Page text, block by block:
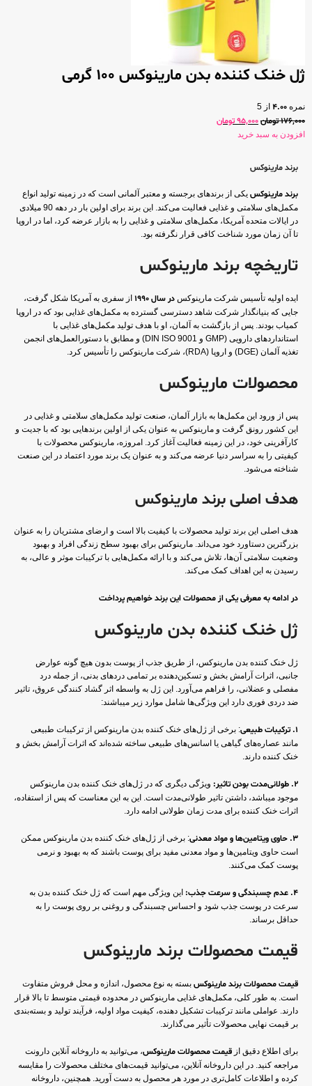
ژل خنک کننده بدن مارینوکس 100 گرمی
نمره 4.00 از 5
176,000تومان95,000تومان
افزودن به سبد خرید
برند مارینوکس
برند مارینوکس یکی از برندهای برجسته و معتبر آلمانی است که در زمینه تولید انواع
مکمل‌های سلامتی و غذایی فعالیت می‌کند. این برند برای اولین بار در دهه 90 میلادی
در ایالات متحده آمریکا، مکمل‌های سلامتی و غذایی را به بازار عرضه کرد، اما در اروپا
تا آن زمان مورد شناخت کافی قرار نگرفته بود.
تاریخچه برند مارینوکس
ایده اولیه تأسیس شرکت مارینوکس در سال 1990
از سفری به آمریکا شکل گرفت،
جایی که بنیانگذار شرکت شاهد دسترسی گسترده به مکمل‌های غذایی بود که در اروپا
کمیاب بودند. پس از بازگشت به آلمان، او با هدف تولید مکمل‌های غذایی با
استانداردهای دارویی (GMP و DIN ISO 9001) و مطابق با دستورالعمل‌های انجمن
تغذیه آلمان (DGE) و اروپا (RDA)، شرکت مارینوکس را تأسیس کرد.
محصولات مارینوکس
پس از ورود این مکمل‌ها به بازار آلمان، صنعت تولید مکمل‌های سلامتی و غذایی در
این کشور رونق گرفت و مارینوکس به عنوان یکی از اولین برندهایی بود که با جدیت و
کارآفرینی خود، در این زمینه فعالیت آغاز کرد. امروزه، مارینوکس محصولات با
کیفیتی را به سراسر دنیا عرضه می‌کند و به عنوان یک برند مورد اعتماد در این صنعت
شناخته می‌شود.
هدف اصلی برند مارینوکس
هدف اصلی این برند تولید محصولات با کیفیت بالا است و ارضای مشتریان را به عنوان
بزرگترین دستاورد خود می‌داند. مارینوکس برای بهبود سطح زندگی افراد و بهبود
وضعیت سلامتی آن‌ها، تلاش می‌کند و با ارائه مکمل‌هایی با ترکیبات موثر و عالی، به
رسیدن به این اهداف کمک می‌کند.
در ادامه به معرفی یکی از محصولات این برند خواهیم پرداخت
ژل خنک کننده بدن مارینوکس
ژل خنک کننده بدن مارینوکس، از طریق جذب از پوست بدون هیچ گونه عوارض
جانبی، اثرات آرامش بخش و تسکین‌دهنده بر تمامی دردهای بدنی، از جمله درد
مفصلی و عضلانی، را فراهم می‌آورد. این ژل به واسطه اثر گشاد کنندگی عروق، تاثیر
ضد دردی فوری دارد این ویژگی‌ها شامل موارد زیر میباشند:
1. ترکیبات طبیعی
: برخی از ژل‌های خنک کننده بدن مارینوکس از ترکیبات طبیعی
مانند عصاره‌های گیاهی یا اسانس‌های طبیعی ساخته شده‌اند که اثرات آرامش بخش و
خنک کننده دارند.
2. طولانی‌مدت بودن تاثیر:
ویژگی دیگری که در ژل‌های خنک کننده بدن مارینوکس
موجود میباشد، داشتن تاثیر طولانی‌مدت است. این به این معناست که پس از استفاده،
اثرات خنک کننده برای مدت زمان طولانی ادامه دارد.
3. حاوی ویتامین‌ها و مواد معدنی
: برخی از ژل‌های خنک کننده بدن مارینوکس ممکن
است حاوی ویتامین‌ها و مواد معدنی مفید برای پوست باشند که به بهبود و نرمی
پوست کمک می‌کنند.
4. عدم چسبندگی و سرعت جذب:
این ویژگی مهم است که ژل خنک کننده بدن به
سرعت در پوست جذب شود و احساس چسبندگی و روغنی بر روی پوست را به
حداقل برساند.
قیمت محصولات برند مارینوکس
قیمت محصولات برند مارینوکس بسته به نوع محصول، اندازه و محل فروش متفاوت
است. به طور کلی، مکمل‌های غذایی مارینوکس در محدوده قیمتی متوسط تا بالا قرار
دارند. عواملی مانند ترکیبات تشکیل دهنده، کیفیت مواد اولیه، فرآیند تولید و بسته‌بندی
بر قیمت نهایی محصولات تأثیر می‌گذارند.
برای اطلاع دقیق از قیمت محصولات مارینوکس، می‌توانید به داروخانه آنلاین دارونت
مراجعه کنید. در این داروخانه آنلاین، می‌توانید قیمت‌های مختلف محصولات را مقایسه
کرده و اطلاعات کامل‌تری در مورد هر محصول به دست آورید. همچنین، داروخانه